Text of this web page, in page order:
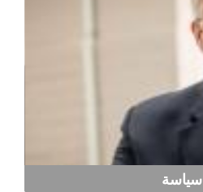
سياسة